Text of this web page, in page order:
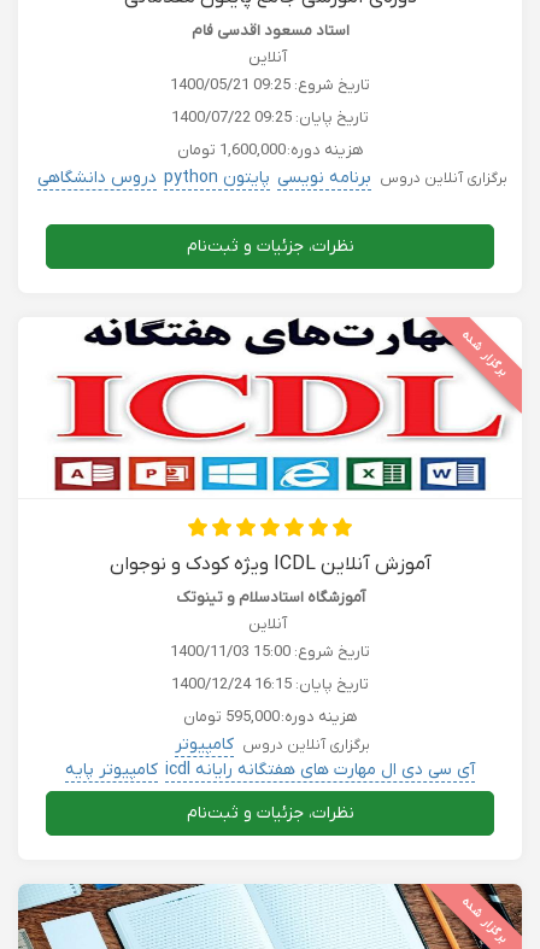
استاد مسعود اقدسی فام
آنلاین
تاریخ شروع: 1400/05/21 09:25
تاریخ پایان: 1400/07/22 09:25
هزینه دوره:1,600,000 تومان
برگزاری آنلاین دروس برنامه نویسی پایتون python دروس دانشگاهی
نظرات، جزئیات و ثبت‌نام
برگزار شده
آموزش آنلاین ICDL ویژه کودک و نوجوان
آموزشگاه استادسلام و تینوتک
آنلاین
تاریخ شروع: 1400/11/03 15:00
تاریخ پایان: 1400/12/24 16:15
هزینه دوره:595,000 تومان
برگزاری آنلاین دروس کامپیوتر
آی سی دی ال مهارت های هفتگانه رایانه icdl
کامپیوتر پایه
ICDL آی سی دی ال
دروس دانشگاهی
نظرات، جزئیات و ثبت‌نام
برگزار شده